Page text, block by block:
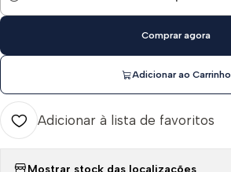
Quantidade
Adicionar ao Carrinho
Comprar agora
Adicionar à lista de favoritos
Mostrar stock das localizações